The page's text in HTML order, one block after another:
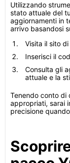
Utilizzando
stato attuale del
aggiornamenti in
arrivo basandosi
Visita il sito di
Inserisci il
Consulta gli
attuale e la
Tenendo conto di
appropriati, sarai
precisione